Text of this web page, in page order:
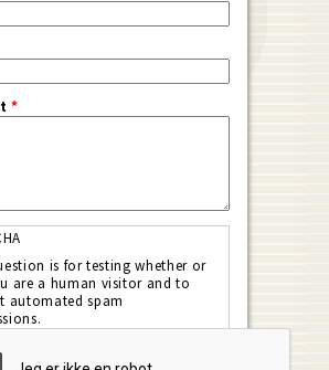
*
is for testing whether or
are a human visitor and to
automated spam